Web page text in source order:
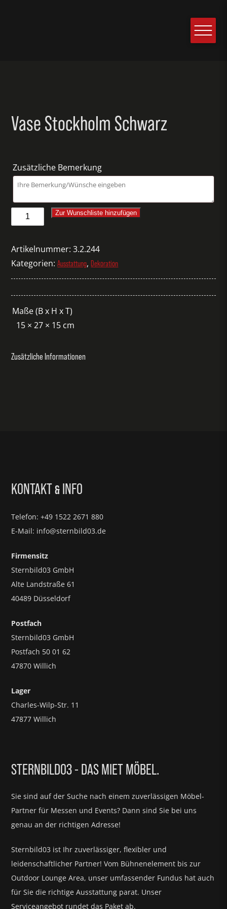
Vase Stockholm Schwarz
Zusätzliche Bemerkung
Vase
Stockholm
Zur Wunschliste hinzufügen
Artikelnummer:3.2.244
Kategorien:Ausstattung,Dekoration
Maße (B x H x T)
15 × 27 × 15 cm
Zusätzliche Informationen
KONTAKT& INFO
Telefon: +49 1522 2671 880
E-Mail: info@sternbild03.de
Firmensitz
Sternbild03 GmbH
Alte Landstraße 61
40489 Düsseldorf
Postfach
Sternbild03 GmbH
Postfach 50 01 62
47870 Willich
Lager
Charles-Wilp-Str. 11
47877 Willich
STERNBILD03 - DAS MIET MÖBEL.
Sie sind auf der Suche nach einem zuverlässigen Möbel-
Partner für Messen und Events? Dann sind Sie bei uns
genau an der richtigen Adresse!
Sternbild03 ist Ihr zuverlässiger, flexibler und
leidenschaftlicher Partner! Vom Bühnenelement bis zur
Outdoor Lounge Area, unser umfassender Fundus hat auch
für Sie die richtige Ausstattung parat. Unser
Serviceangebot rundet das Paket ab.